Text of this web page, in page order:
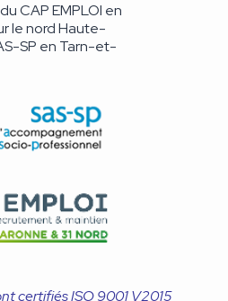
CAP EMPLOI en
le nord Haute-
SP en Tarn-et-
certifiés ISO 9001 V2015